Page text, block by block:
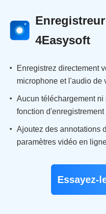
4Easysoft
Enregistrez directement
microphone et l'audio de
Aucun téléchargement
fonction
Ajoutez des annotations
paramètres vidéo en
Essayez-